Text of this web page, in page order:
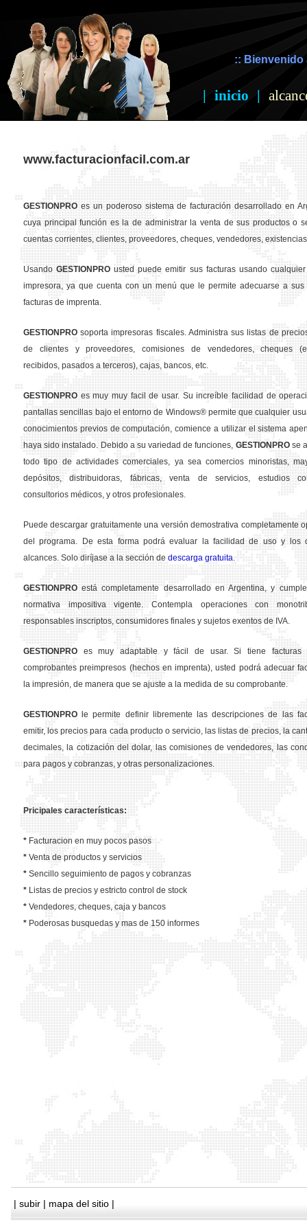
:: Bienvenido
| inicio |
www.facturacionfacil.com.ar
GESTION PRO es un poderoso sistema de facturación desarrollado en
cuya principal función es la de administrar la venta de sus productos o
cuentas corrientes, clientes, proveedores, cheques, vendedores,
Usando GESTION PRO usted puede emitir sus facturas usando
impresora, ya que cuenta con un menú que le permite adecuarse a sus
facturas de imprenta.
GESTION PRO soporta impresoras fiscales. Administra sus listas de
de clientes y proveedores, comisiones de vendedores, cheques
recibidos, pasados a terceros), cajas, bancos, etc.
GESTION PRO es muy muy facil de usar. Su increíble facilidad de
pantallas sencillas bajo el entorno de Windows® permite que cualquier
conocimientos previos de computación, comience a utilizar el sistema
haya sido instalado. Debido a su variedad de funciones, GESTION PROse
todo tipo de actividades comerciales, ya sea comercios minoristas,
depósitos, distribuidoras, fábricas, venta de servicios, estudios
consultorios médicos, y otros profesionales.
Puede descargar gratuitamente una versión demostrativa completamente
del programa. De esta forma podrá evaluar la facilidad de uso y los
alcances. Solo diríjase a la sección de descarga gratuita.
GESTION PRO está completamente desarrollado en Argentina, y
normativa impositiva vigente. Contempla operaciones con
responsables inscriptos, consumidores finales y sujetos exentos de IVA.
GESTION PRO es muy adaptable y fácil de usar. Si tiene facturas
comprobantes preimpresos (hechos en imprenta), usted podrá adecuar
la impresión, de manera que se ajuste a la medida de su comprobante.
GESTION PRO le permite definir libremente las descripciones de las
emitir, los precios para cada producto o servicio, las listas de precios, la
decimales, la cotización del dolar, las comisiones de vendedores, las
para pagos y cobranzas, y otras personalizaciones.
Pricipales características:
* Facturacion en muy pocos pasos
* Venta de productos y servicios
* Sencillo seguimiento de pagos y cobranzas
* Listas de precios y estricto control de stock
* Vendedores, cheques, caja y bancos
* Poderosas busquedas y mas de 150 informes
| subir | mapa del sitio |